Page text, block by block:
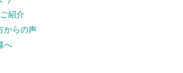
紹介
からの声
へ